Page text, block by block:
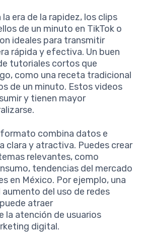
la era de la rapidez, los clips
de un minuto en TikTok o
ideales para transmitir
rápida y efectiva. Un buen
tutoriales cortos que
como una receta tradicional
de un minuto. Estos videos
y tienen mayor
combina datos e
clara y atractiva. Puedes crear
relevantes, como
tendencias del mercado
en México. Por ejemplo, una
del uso de redes
atraer
la atención de usuarios
digital.